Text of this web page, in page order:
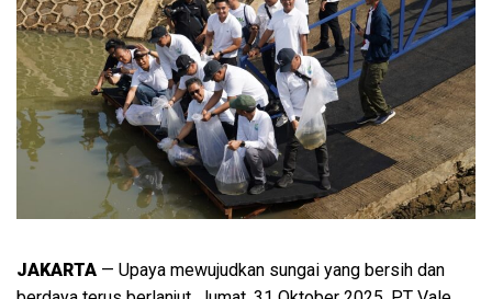
JAKARTA — Upaya mewujudkan sungai yang bersih dan